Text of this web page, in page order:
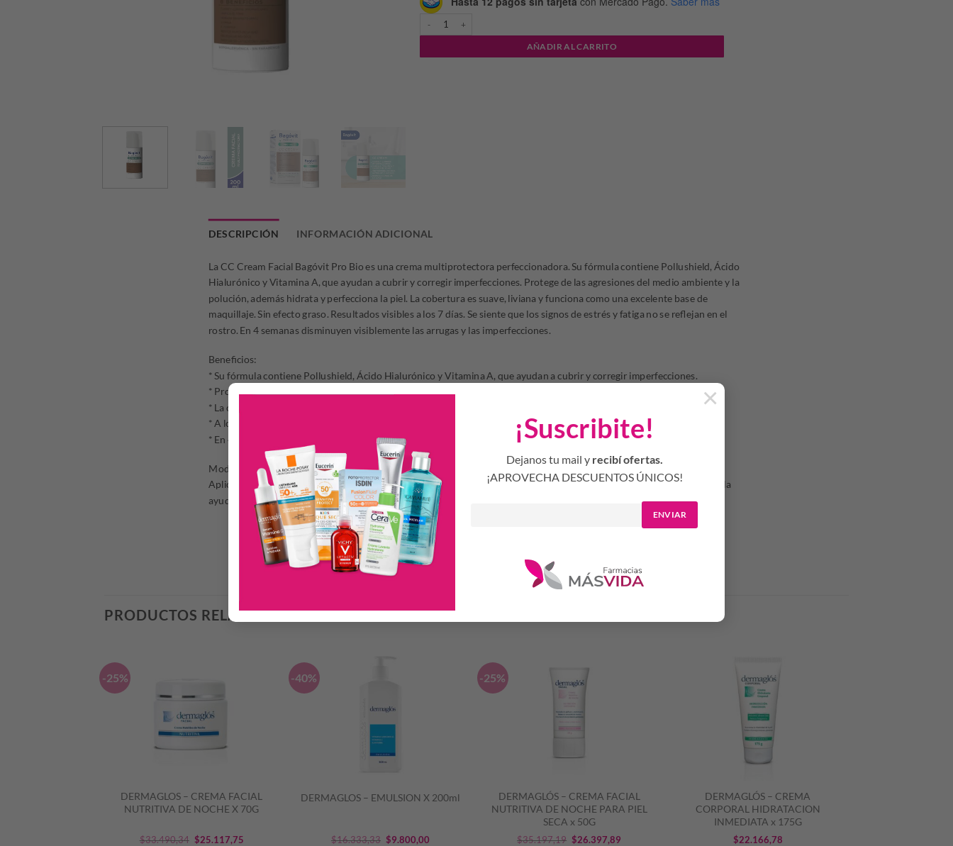
¡Suscribite!
Dejanos tu mail y recibí ofertas.
¡APROVECHA DESCUENTOS ÚNICOS!
ENVIAR
×
BAGOVIT FACIAL PRO BIO CC CREMA x50G cantidad
AÑADIR AL CARRITO
DESCRIPCIÓN INFORMACIÓN ADICIONAL
La CC Cream Facial Bagóvit Pro Bio es una crema multiprotectora perfeccionadora. Su fórmula contiene Pollushield, Ácido
Hialurónico y Vitamina A, que ayudan a cubrir y corregir imperfecciones. Protege de las agresiones del medio ambiente y la
polución, además hidrata y perfecciona la piel. La cobertura es suave, liviana y funciona como una excelente base de
maquillaje. Sin efecto graso. Resultados visibles a los 7 días. Se siente que los signos de estrés y fatiga no se reflejan en el
rostro. En 4 semanas disminuyen visiblemente las arrugas y las imperfecciones.
Beneficios:
* Su fórmula contiene Pollushield, Ácido Hialurónico y Vitamina A, que ayudan a cubrir y corregir imperfecciones.
* Protege de las agresiones del medio ambiente y la polución, además hidrata y perfecciona la piel.
* La cobertura es suave, liviana y funciona como una excelente base de maquillaje. Sin efecto graso.
* A los 7 días se siente que los signos de estrés y fatiga no se reflejan en el rostro.
* En 4 semanas disminuyen visiblemente las arrugas y las imperfecciones.
Modo de uso:
Aplica una pequeña cantidad sobre tu rostro. Podes hacerlo con una esponja o, para más comodidad, simplemente con la
ayuda de tus dedos, repartiendo bien y cubriendo todas las zonas. Podes aplicar una segunda vez si lo deseas.
Productos Relacionados
PRODUCTOS RELACIONADOS
-25%
DERMAGLOS – CREMA FACIAL
NUTRITIVA DE NOCHE X 70G
$33.490,34 El
$25.117,75El
-40%
DERMAGLOS – EMULSION X 200ml
$16.333,33 El
$9.800,00El
-25%
DERMAGLÓS – CREMA FACIAL
NUTRITIVA DE NOCHE PARA PIEL
SECA x 50G
$35.197,19 El
$26.397,89
DERMAGLÓS – CREMA
CORPORAL HIDRATACION
INMEDIATA x 175G
$22.166,78